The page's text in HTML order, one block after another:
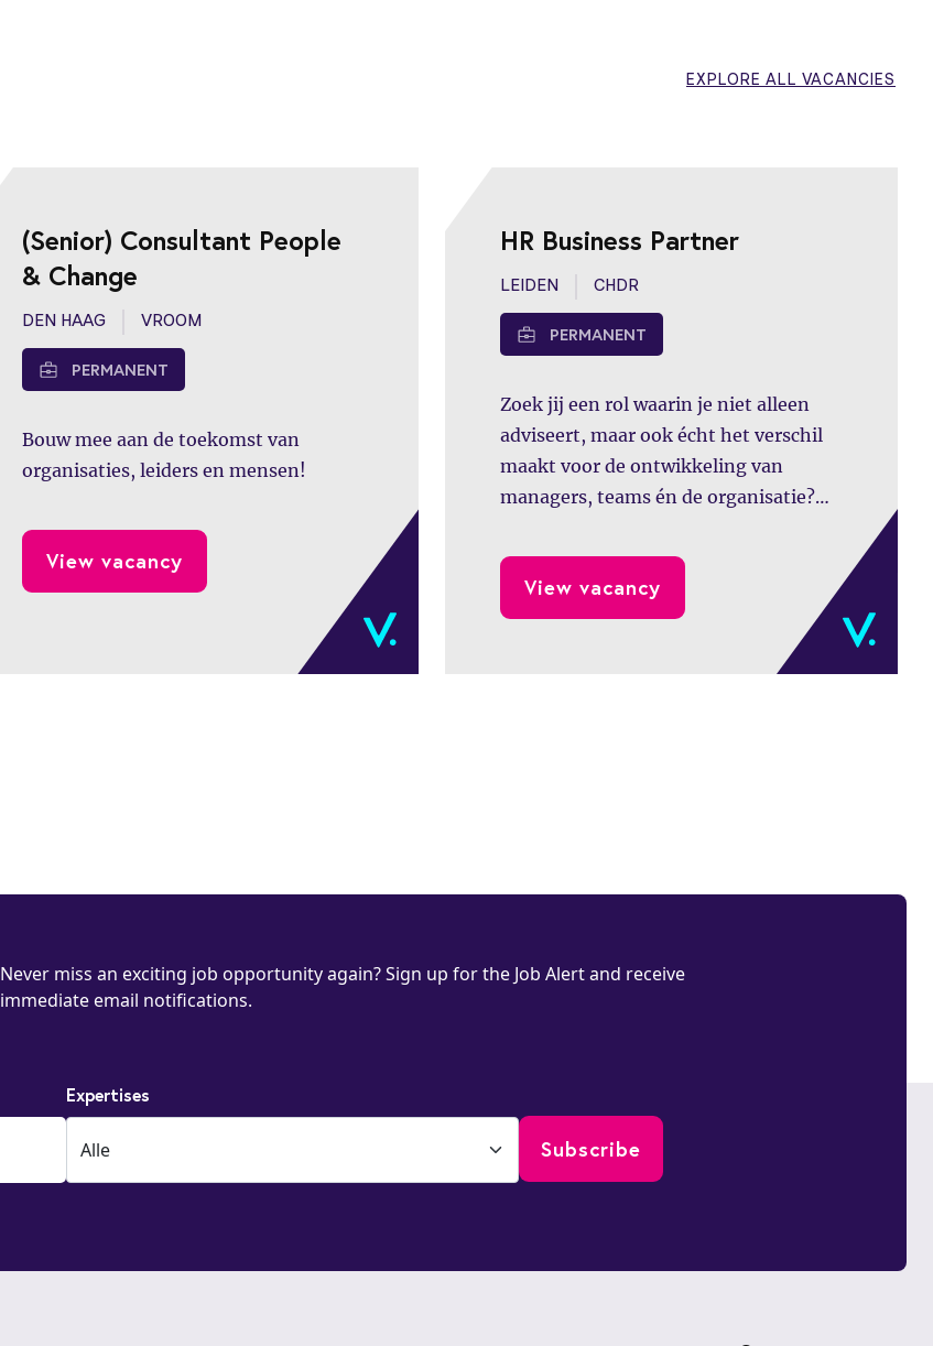
EXPLORE ALL VACANCIES
(Senior) Consultant People
& Change
DEN HAAG VROOM
PERMANENT
Bouw mee aan de toekomst van
organisaties, leiders en mensen!
View vacancy
HR Business Partner
LEIDEN CHDR
PERMANENT
Zoek jij een rol waarin je niet alleen
adviseert, maar ook écht het verschil
maakt voor de ontwikkeling van
managers, teams én de organisatie?
verbinding creëert en inhoudelijk
sterk is? Dan zou de functie van HR
Business Partner bij het CHDR
View vacancy
Never miss an exciting job opportunity again? Sign up for the Job Alert and receive
immediate email notifications.
Expertises